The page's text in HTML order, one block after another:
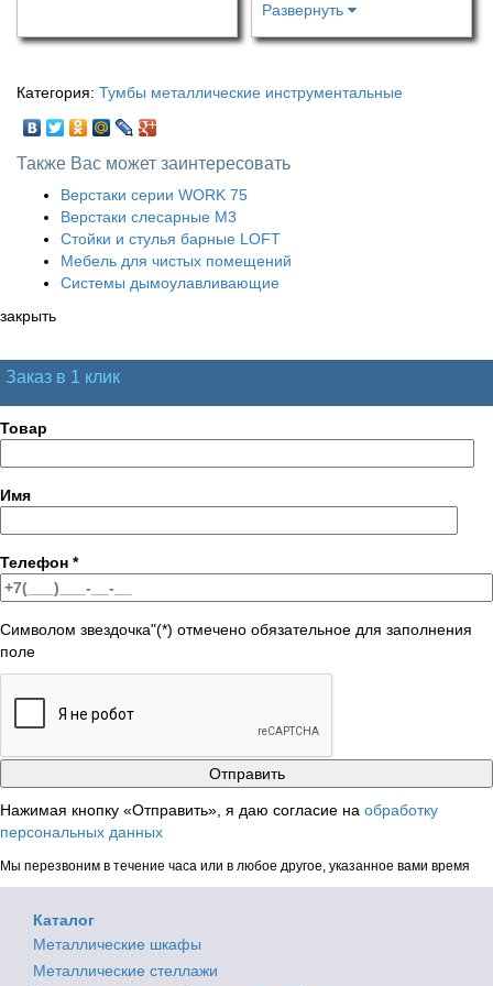
Развернуть
Категория: Тумбы металлические инструментальные
Также Вас может заинтересовать
Верстаки серии WORK 75
Верстаки слесарные М3
Стойки и стулья барные LOFT
Мебель для чистых помещений
Системы дымоулавливающие
закрыть
Заказ в 1 клик
Товар
Имя
Телефон *
Символом звездочка"(*) отмечено обязательное для заполнения
поле
Нажимая кнопку «Отправить», я даю согласие на обработку
персональных данных
Мы перезвоним в течение часа или в любое другое, указанное вами время
Каталог
Металлические шкафы
Металлические стеллажи